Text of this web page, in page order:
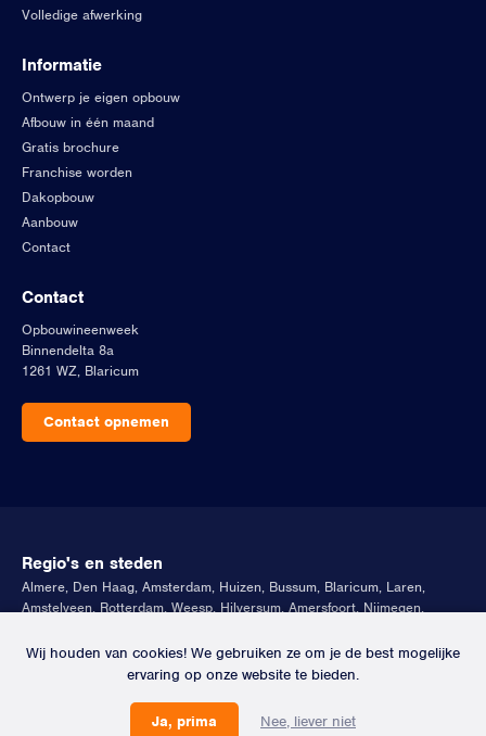
Wij houden van cookies! We gebruiken ze om je de best mogelijke
ervaring op onze website te bieden.
Ja, prima Nee, liever niet
Volledige afwerking
Informatie
Ontwerp je eigen opbouw
Afbouw in één maand
Gratis brochure
Franchise worden
Dakopbouw
Aanbouw
Contact
Contact
Opbouwineenweek
Binnendelta 8a
1261 WZ, Blaricum
Contact opnemen
Regio's en steden
Almere, Den Haag, Amsterdam, Huizen, Bussum, Blaricum, Laren,
Amstelveen, Rotterdam, Weesp, Hilversum, Amersfoort, Nijmegen,
Vergunning nodig voor een dakopbouw?